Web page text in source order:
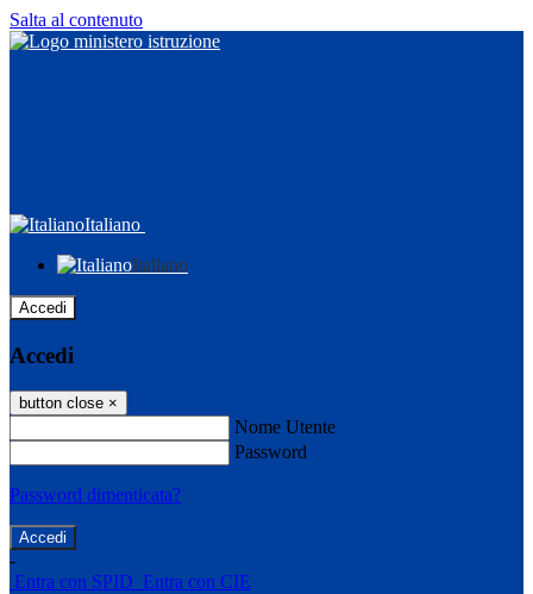
Salta al contenuto
Italiano
Italiano
Accedi
Accedi
button close ×
Nome Utente
Password
Password dimenticata?
-
Entra con SPID Entra con CIE